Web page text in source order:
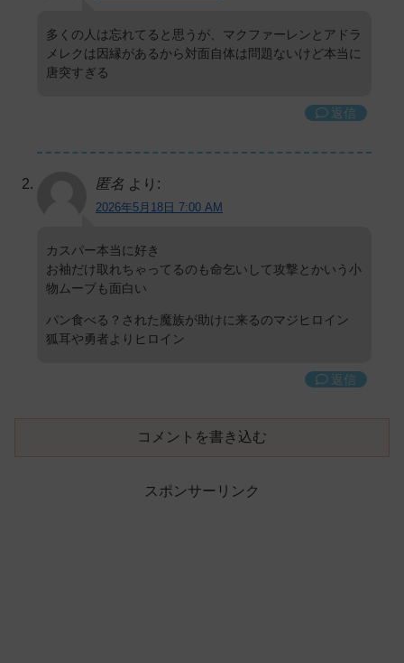
多くの人は忘れてると思うが、マクファーレンとアドラ
メレクは因縁があるから対面自体は問題ないけど本当に
唐突すぎる
返信
匿名 より:
2026年5月18日 7:00 AM
カスパー本当に好き
お袖だけ取れちゃってるのも命乞いして攻撃とかいう小
物ムーブも面白い
パン食べる？された魔族が助けに来るのマジヒロイン
狐耳や勇者よりヒロイン
返信
コメントを書き込む
スポンサーリンク